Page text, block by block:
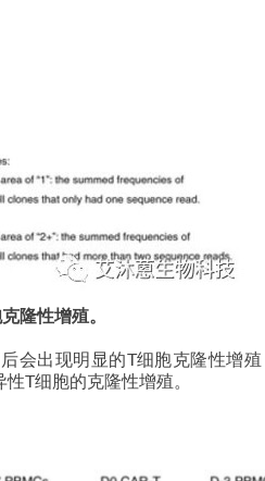
隆性增殖。
会出现明显的T细胞克隆性增
T细胞的克隆性增殖。